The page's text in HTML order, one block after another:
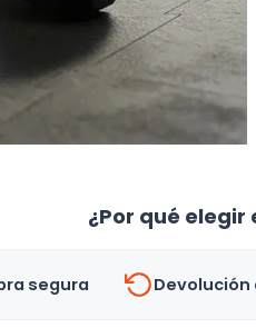
¿Por qué
segura Devolución